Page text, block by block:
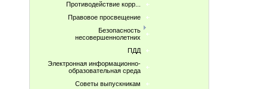
Противодействие корр...
Правовое просвещение
Безопасность
несовершеннолетних
ПДД
Электронная информационно-
образовательная среда
Советы выпускникам